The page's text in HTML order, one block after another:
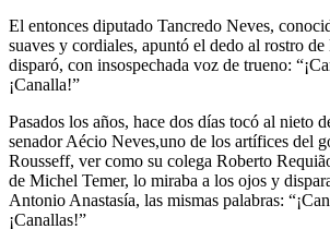
El entonces diputado Tancredo Neves,
suaves y cordiales, apuntó el dedo al rostro
disparó, con insospechada voz de trueno:
¡Canalla!”
Pasados los años, hace dos días tocó al nieto
senador Aécio Neves,uno de los artífices del
Rousseff, ver como su colega Roberto
de Michel Temer, lo miraba a los ojos y
Antonio Anastasía, las mismas palabras:
¡Canallas!”